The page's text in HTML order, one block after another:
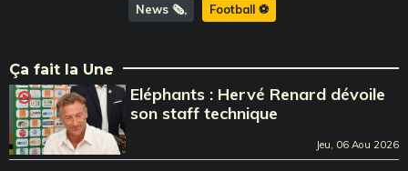
News 🗞️ Football ⚽️
Ça fait la Une
Eléphants : Hervé Renard dévoile
son staff technique
Jeu, 06 Aou 2026